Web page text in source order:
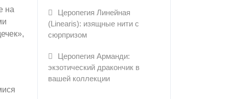
на
Церопегия Линейная
(Linearis): изящные нити с
сюрпризом
Церопегия Арманди:
экзотический дракончик в
вашей коллекции